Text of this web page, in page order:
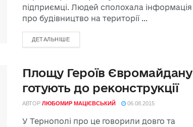
підприємці. Людей сполохала інформація
про будівництво на території ...
ДЕТАЛЬНІШЕ
Площу Героїв Євромайдану
готують до реконструкції
АВТОР ЛЮБОМИР МАЦІЄВСЬКИЙ 06.08.2015
У Тернополі про це говорили довго та